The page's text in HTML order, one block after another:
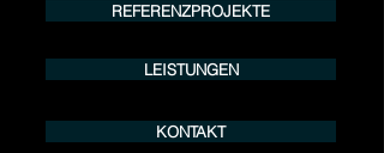
REFERENZPROJEKTE
LEISTUNGEN
KONTAKT